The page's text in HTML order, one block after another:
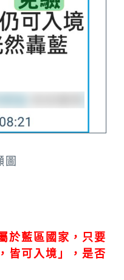
圖
於藍區國家，只要
皆可入境」， 是否